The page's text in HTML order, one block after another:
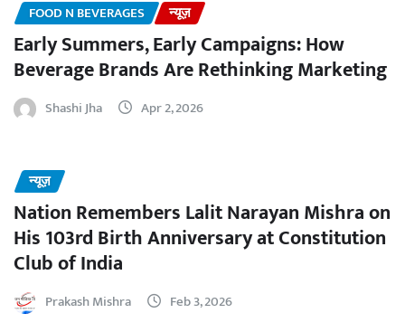
FOOD N BEVERAGES न्यूज़
Early Summers, Early Campaigns: How
Beverage Brands Are Rethinking Marketing
Shashi Jha Apr 2, 2026
न्यूज़
Nation Remembers Lalit Narayan Mishra on
His 103rd Birth Anniversary at Constitution
Club of India
Prakash Mishra Feb 3, 2026